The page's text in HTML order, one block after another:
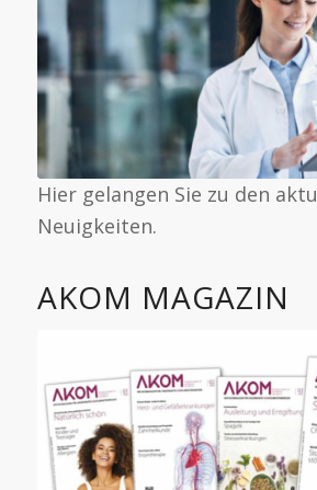
Hier gelangen Sie zu den
Neuigkeiten.
AKOM MAGAZIN